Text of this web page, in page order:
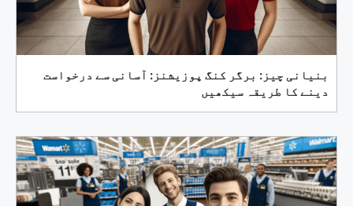
بنیانی چیز: برگر کنگ پوزیشنز: آسانی سے درخواست
دینے کا طریقہ سیکھیں